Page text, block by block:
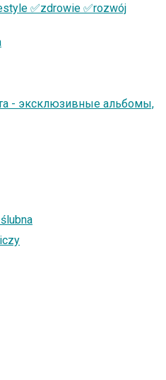
✅zdrowie ✅rozwój
- эксклюзивные альбомы,